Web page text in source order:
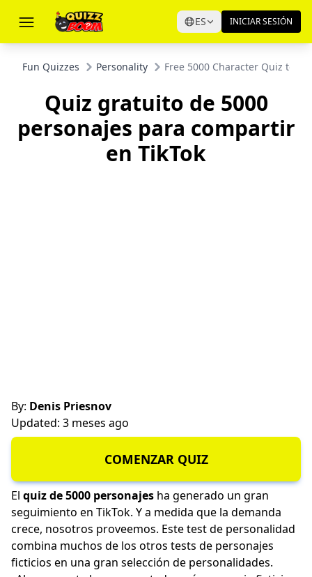
ES INICIAR SESIÓN
Fun Quizzes Personality Free 5000 Character Quiz to
Quiz gratuito de 5000
personajes para compartir
en TikTok
By: Denis Priesnov
Updated: 3 meses ago
COMENZAR QUIZ
El quiz de 5000 personajes ha generado un gran
seguimiento en TikTok. Y a medida que la demanda
crece, nosotros proveemos. Este test de personalidad
combina muchos de los otros tests de personajes
ficticios en una gran selección de personalidades.